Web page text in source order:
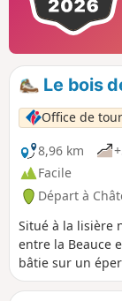
Le bois
Office de
8,96 km
Facile
Départ à
Situé à la lisière
entre la Beauce
bâtie sur un
tour du site